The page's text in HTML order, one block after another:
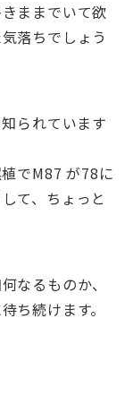
ままでいて欲
落ちでしょう
られています
でM87 が78に
て、ちょっと
なるものか、
ち続けます。